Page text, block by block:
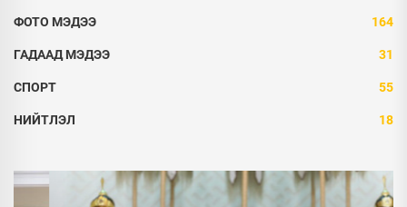
ФОТО МЭДЭЭ 164
ГАДААД МЭДЭЭ 31
СПОРТ 55
НИЙТЛЭЛ 18